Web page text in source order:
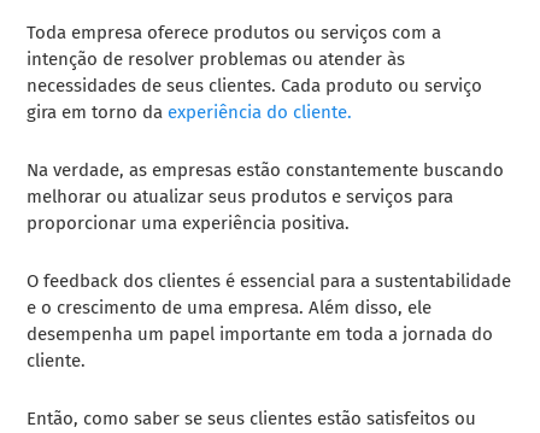
Toda empresa oferece produtos ou serviços com a
intenção de resolver problemas ou atender às
necessidades de seus clientes. Cada produto ou serviço
gira em torno da experiência do cliente.
Na verdade, as empresas estão constantemente buscando
melhorar ou atualizar seus produtos e serviços para
proporcionar uma experiência positiva.
O feedback dos clientes é essencial para a sustentabilidade
e o crescimento de uma empresa. Além disso, ele
desempenha um papel importante em toda a jornada do
cliente.
Então, como saber se seus clientes estão satisfeitos ou